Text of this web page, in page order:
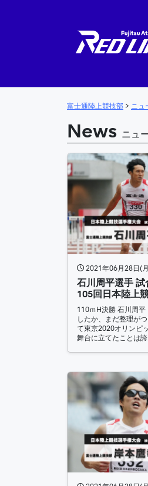
メインナビゲーシ
富士通陸上競技部 > ニュ
News ニュ
2021年06月28日(
石川周平選手
105回日本陸上
110ｍH決勝 石川周
したか、まだ整理が
て東京2020オリンピ
舞台に立てたことは